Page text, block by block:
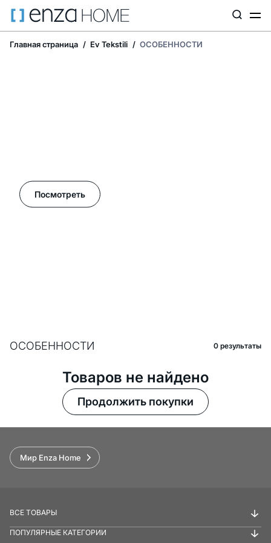
Главная страница Ev Tekstili ОСОБЕННОСТИ
Посмотреть
ОСОБЕННОСТИ 0 pезультаты
Товаров не найдено
Продолжить покупки
Мир Enza Home
ВСЕ ТОВАРЫ
ПОПУЛЯРНЫЕ КАТЕГОРИИ